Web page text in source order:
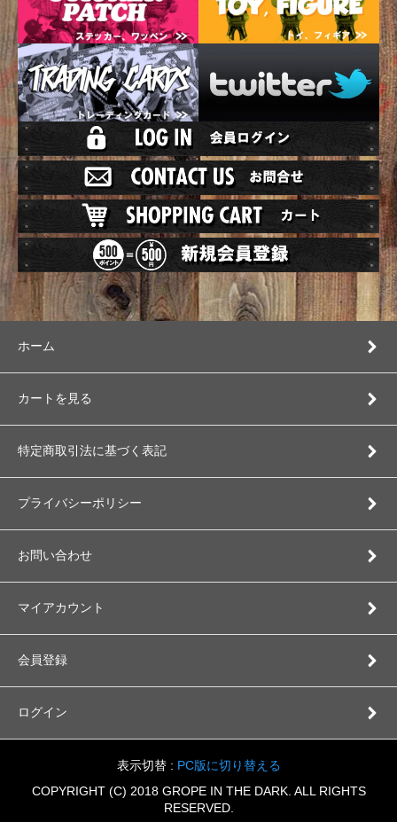
ホーム
カートを見る
特定商取引法に基づく表記
プライバシーポリシー
お問い合わせ
マイアカウント
会員登録
ログイン
表示切替 : PC版に切り替える
COPYRIGHT (C) 2018 GROPE IN THE DARK. ALL RIGHTS
RESERVED.